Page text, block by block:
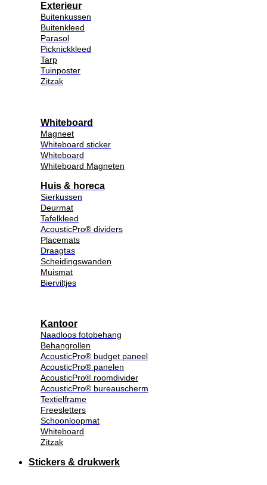
Exterieur
Buitenkussen
Buitenkleed
Parasol
Picknickkleed
Tarp
Tuinposter
Zitzak
Whiteboard
Magneet
Whiteboard sticker
Whiteboard
Whiteboard Magneten
Huis & horeca
Sierkussen
Deurmat
Tafelkleed
AcousticPro® dividers
Placemats
Draagtas
Scheidingswanden
Muismat
Bierviltjes
Kantoor
Naadloos fotobehang
Behangrollen
AcousticPro® budget paneel
AcousticPro® panelen
AcousticPro® roomdivider
AcousticPro® bureauscherm
Textielframe
Freesletters
Schoonloopmat
Whiteboard
Zitzak
Stickers & drukwerk